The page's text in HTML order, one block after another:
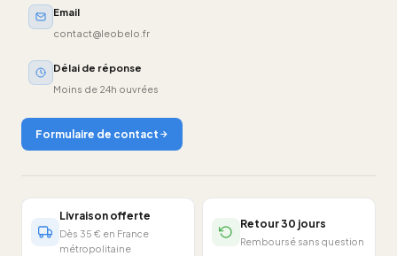
Email
contact@leobelo.fr
Délai de réponse
Moins de 24h ouvrées
Formulaire de contact
Livraison offerte
Dès 35 € en France
métropolitaine
Retour 30 jours
Remboursé sans question